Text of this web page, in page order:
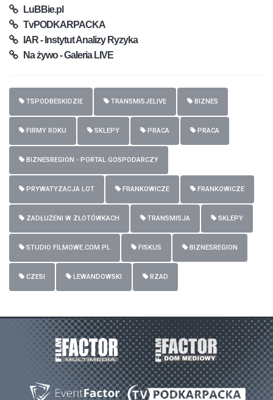
LuBBie.pl
TvPODKARPACKA
IAR - Instytut Analizy Ryzyka
Na żywo - Galeria LIVE
TSPODBESKIDZIE TRANSMISJELIVE BIZNES
FIRMY ROKU SKLEPY PRACA PRACA
BIZNESREGION - PORTAL GOSPODARCZY
PRYWATYZACJA LOT FRANKOWICZE FRANKOWICZE
ZADŁUŻENI W ZŁOTÓWKACH TRANSMISJA SKLEPY
STUDIO FILMOWE.COM.PL FISKUS BIZNESREGION
CZESI LEWANDOWSKI RZAD